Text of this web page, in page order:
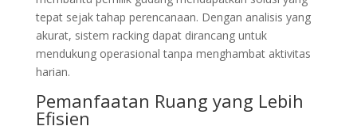
tepat sejak tahap perencanaan. Dengan analisis yang
akurat, sistem racking dapat dirancang untuk
mendukung operasional tanpa menghambat aktivitas
harian.
Pemanfaatan Ruang yang Lebih
Efisien